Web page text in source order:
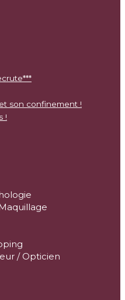
son confinement !
!
/ Opticien